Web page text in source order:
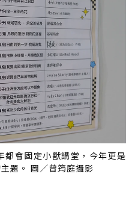
都會固定小獸講堂，今年更是
題。 圖／曾筠庭攝影